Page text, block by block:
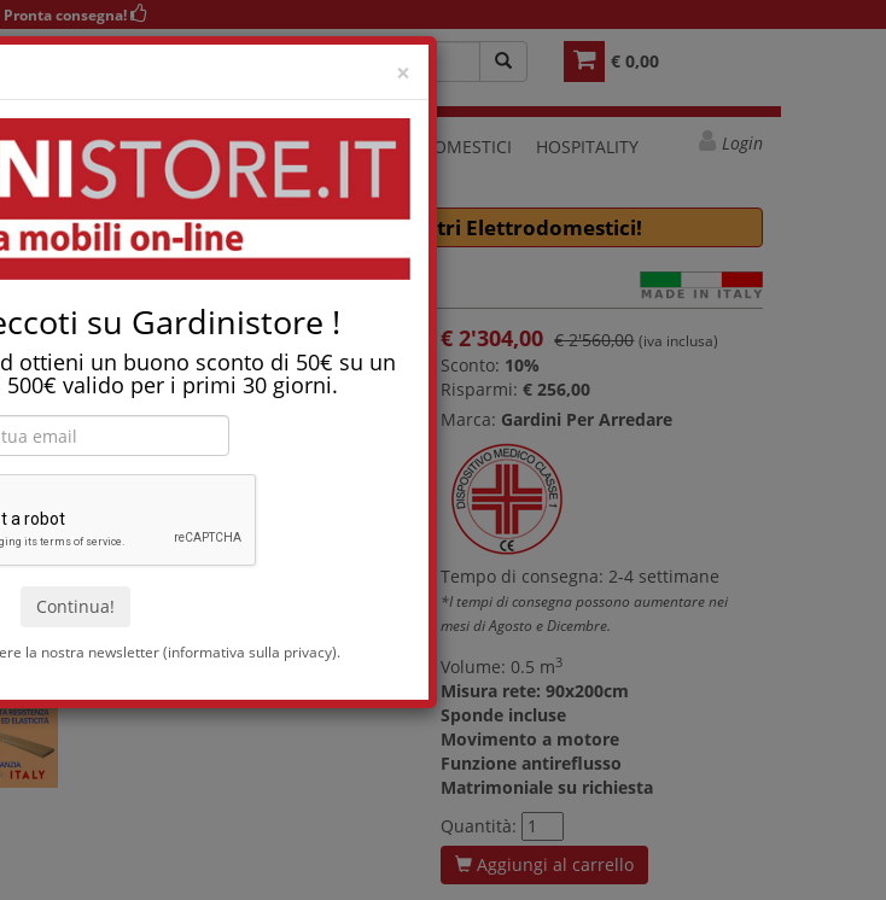
×
su Gardinistore !
ottieni un buono sconto di 50€ su un
valido per i primi 30 giorni.
la nostra newsletter (informativa sulla privacy).
Pronta consegna!
€ 0,00
TAVOLI SEDIE COMPLEMENTI ELETTRODOMESTICI HOSPITALITY Login
aspirapolvere, friggitrice e molti altri Elettrodomestici!
alzata motorizzata
€2'304,00 € 2'560,00 (iva inclusa)
Sconto: 10%
Risparmi:€ 256,00
Marca: Gardini Per Arredare
Tempo di consegna: 2-4 settimane
*I tempi di consegna possono aumentare nei
mesi di Agosto e Dicembre.
Volume: 0.5 m3
Misura rete: 90x200cm
Sponde incluse
Movimento a motore
Funzione antireflusso
Matrimoniale su richiesta
Quantità:
Aggiungi al carrello